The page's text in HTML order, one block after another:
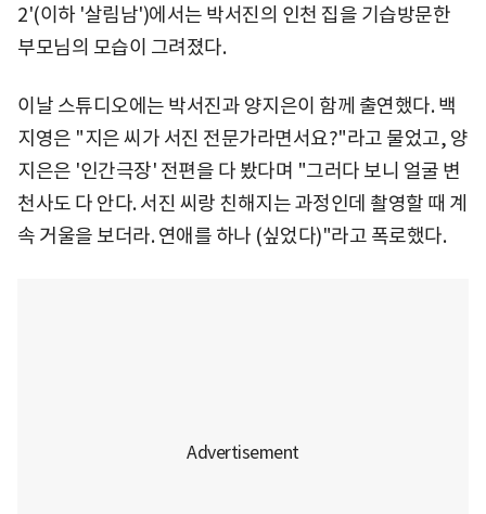
2'(이하 '살림남')에서는 박서진의 인천 집을 기습방문한
부모님의 모습이 그려졌다.
이날 스튜디오에는 박서진과 양지은이 함께 출연했다. 백
지영은 "지은 씨가 서진 전문가라면서요?"라고 물었고, 양
지은은 '인간극장' 전편을 다 봤다며 "그러다 보니 얼굴 변
천사도 다 안다. 서진 씨랑 친해지는 과정인데 촬영할 때 계
속 거울을 보더라. 연애를 하나 (싶었다)"라고 폭로했다.